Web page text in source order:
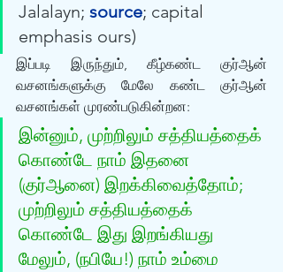
Jalalayn; source; capital
emphasis ours)
இப்படி இருந்தும், கீழ்கண்ட குர்‍ஆன்
வசனங்களுக்கு மேலே கண்ட குர்‍ஆன்
வசனங்கள் முரண்படுகின்றன:
இன்னும், முற்றிலும் சத்தியத்தைக்
கொண்டே நாம் இதனை
(குர்ஆனை) இறக்கிவைத்தோம்;
முற்றிலும் சத்தியத்தைக்
கொண்டே இது இறங்கியது
மேலும், (நபியே!) நாம் உம்மை